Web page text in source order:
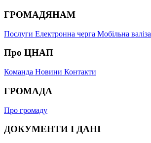
ГРОМАДЯНАМ
Послуги Електронна черга Мобільна валіза
Про ЦНАП
Команда Новини Контакти
ГРОМАДА
Про громаду
ДОКУМЕНТИ І ДАНІ